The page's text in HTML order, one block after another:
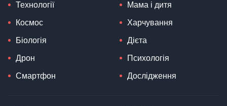
Технології
Космос
Біологія
Дрон
Смартфон
Мама і дитя
Харчування
Дієта
Психологія
Дослідження